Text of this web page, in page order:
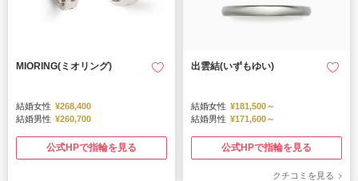
MIORING(ミオリング)
結婚女性 ¥268,400
結婚男性 ¥260,700
公式HPで指輪を見る
出雲結(いずもゆい)
結婚女性 ¥181,500～
結婚男性 ¥171,600～
公式HPで指輪を見る
クチコミを見る